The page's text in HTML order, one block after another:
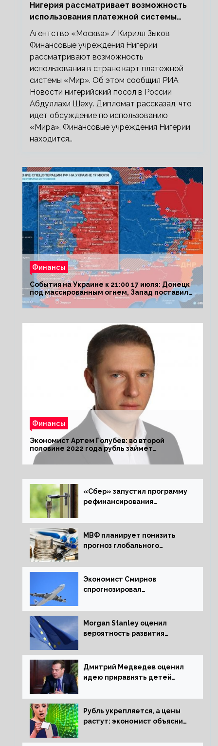
Нигерия рассматривает возможность
использования платежной системы
«Мир»
Агентство «Москва» / Кирилл Зыков
Финансовые учреждения Нигерии
рассматривают возможность
использования в стране карт платежной
системы «Мир». Об этом сообщил РИА
Новости нигерийский посол в России
Абдуллахи Шеху. Дипломат рассказал, что
идет обсуждение по использованию
«Мира». Финансовые учреждения Нигерии
находится…
Финансы
События на Украине к 21:00 17 июля: Донецк
под массированным огнем, Запад поставил
Киеву ультиматум
Финансы
Экономист Артем Голубев: во второй
половине 2022 года рубль займет
комфортный курс
«Сбер» запустил программу
рефинансирования
МВФ планирует понизить
прогноз глобального
следующем отчете
Экономист Смирнов
спрогнозировал
России
Morgan Stanley оценил
вероятность развития
Дмитрий Медведев оценил
идею приравнять детей
Рубль укрепляется, а цены
растут: экономист объяснил
на рынок РФ